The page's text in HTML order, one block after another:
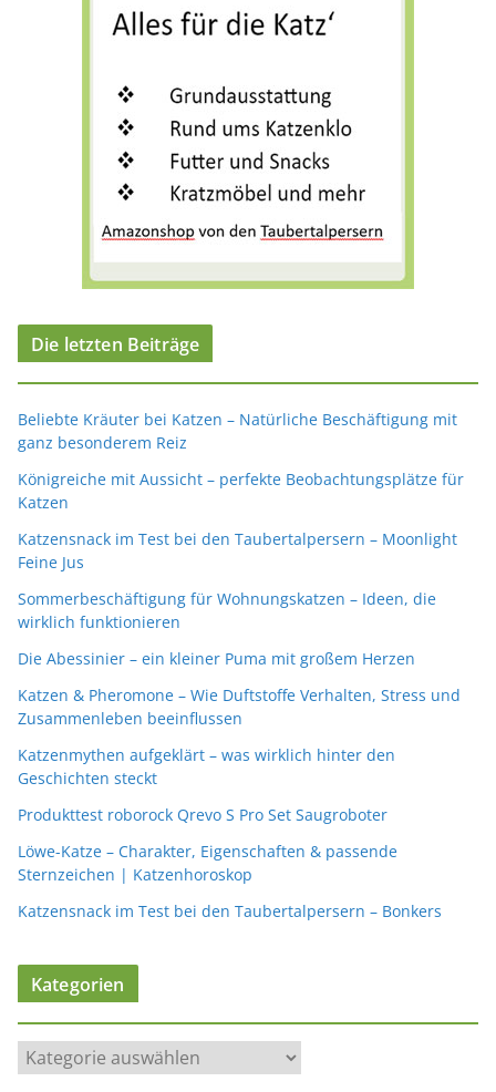
Die letzten Beiträge
Beliebte Kräuter bei Katzen – Natürliche Beschäftigung mit
ganz besonderem Reiz
Königreiche mit Aussicht – perfekte Beobachtungsplätze für
Katzen
Katzensnack im Test bei den Taubertalpersern – Moonlight
Feine Jus
Sommerbeschäftigung für Wohnungskatzen – Ideen, die
wirklich funktionieren
Die Abessinier – ein kleiner Puma mit großem Herzen
Katzen & Pheromone – Wie Duftstoffe Verhalten, Stress und
Zusammenleben beeinflussen
Katzenmythen aufgeklärt – was wirklich hinter den
Geschichten steckt
Produkttest roborock Qrevo S Pro Set Saugroboter
Löwe-Katze – Charakter, Eigenschaften & passende
Sternzeichen | Katzenhoroskop
Katzensnack im Test bei den Taubertalpersern – Bonkers
Kategorien
a